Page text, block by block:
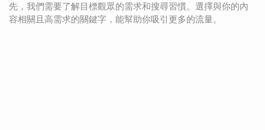
先，我們需要了解目標觀眾的需求和搜尋習慣。選擇與你的內
容相關且高需求的關鍵字，能幫助你吸引更多的流量。